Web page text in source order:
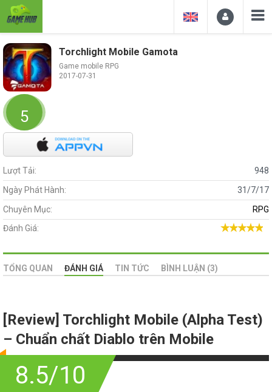
Torchlight Mobile Gamota
Game mobile RPG
2017-07-31
5
Lượt Tải:
948
Ngày Phát Hành:
31/7/17
Chuyên Mục:
RPG
Đánh Giá:
TỔNG QUAN ĐÁNH GIÁ TIN TỨC BÌNH LUẬN (3)
[Review] Torchlight Mobile (Alpha Test)
– Chuẩn chất Diablo trên Mobile
8.5/10